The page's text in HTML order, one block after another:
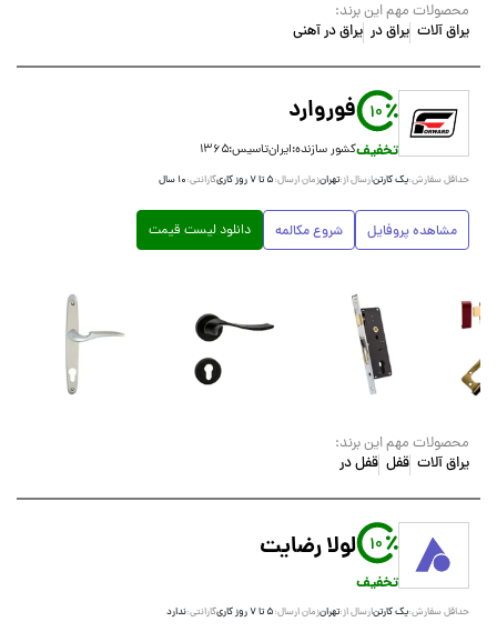
محصولات مهم این برند:
یراق آلات یراق در یراق در آهنی
10
تخفیف
فوروارد
کشور سازنده:ایرانتاسیس:۱۳۶۵
حداقل سفارش:یک کارتنارسال از:تهرانزمان ارسال:۵ تا ۷ روز کاری گارانتی:۱۰ سال
مشاهده پروفایل شروع مکالمه دانلود لیست قیمت
محصولات مهم این برند:
یراق آلات قفل قفل در
10
تخفیف
لولا رضایت
حداقل سفارش:یک کارتنارسال از:تهرانزمان ارسال:۵ تا ۷ روز کاری گارانتی:ندارد